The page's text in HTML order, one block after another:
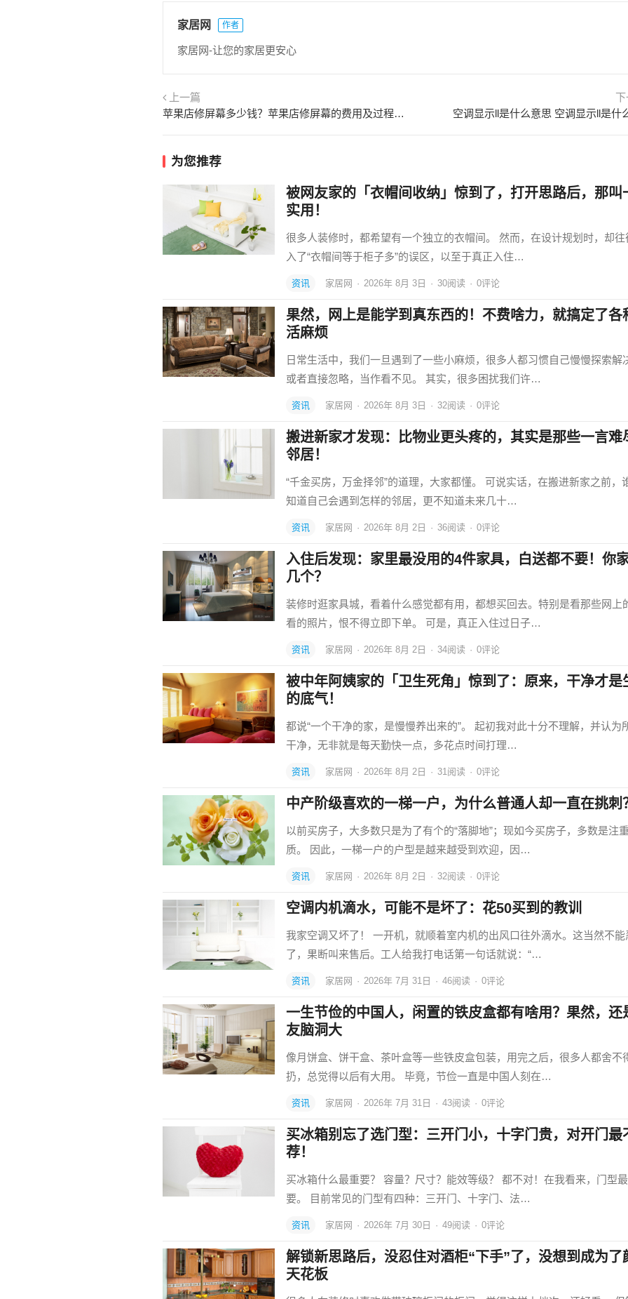
家居网 作者
家居网-让您的家居更安心
上一篇
苹果店修屏幕多少钱？苹果店修屏幕的费用及过程详解 苹果手机修屏幕大概多少钱
空调显示ll是什么意思 空调显示ll是什
为您推荐
被网友家的「衣帽间收纳」惊到了，打开思路后，那叫
实用！
很多人装修时，都希望有一个独立的衣帽间。 然而，在设计规划时，却往
入了“衣帽间等于柜子多”的误区，以至于真正入住…
资讯 家居网 · 2026年 8月 3日 · 30阅读 · 0评论
果然，网上是能学到真东西的！不费啥力，就搞定了各
活麻烦
日常生活中，我们一旦遇到了一些小麻烦，很多人都习惯自己慢慢探索解
或者直接忽略，当作看不见。 其实，很多困扰我们许…
资讯 家居网 · 2026年 8月 3日 · 32阅读 · 0评论
搬进新家才发现：比物业更头疼的，其实是那些一言难
邻居！
“千金买房，万金择邻”的道理，大家都懂。 可说实话，在搬进新家之前，
知道自己会遇到怎样的邻居，更不知道未来几十…
资讯 家居网 · 2026年 8月 2日 · 36阅读 · 0评论
入住后发现：家里最没用的4件家具，白送都不要！你
几个？
装修时逛家具城，看着什么感觉都有用，都想买回去。特别是看那些网上
看的照片，恨不得立即下单。 可是，真正入住过日子…
资讯 家居网 · 2026年 8月 2日 · 34阅读 · 0评论
被中年阿姨家的「卫生死角」惊到了：原来，干净才是
的底气！
都说“一个干净的家，是慢慢养出来的”。 起初我对此十分不理解，并认为
干净，无非就是每天勤快一点，多花点时间打理…
资讯 家居网 · 2026年 8月 2日 · 31阅读 · 0评论
中产阶级喜欢的一梯一户，为什么普通人却一直在挑刺
以前买房子，大多数只是为了有个的“落脚地”；现如今买房子，多数是注
质。 因此，一梯一户的户型是越来越受到欢迎，因…
资讯 家居网 · 2026年 8月 2日 · 32阅读 · 0评论
空调内机滴水，可能不是坏了：花50买到的教训
我家空调又坏了！ 一开机，就顺着室内机的出风口往外滴水。这当然不能
了，果断叫来售后。工人给我打电话第一句话就说：“…
资讯 家居网 · 2026年 7月 31日 · 46阅读 · 0评论
一生节俭的中国人，闲置的铁皮盒都有啥用？果然，还
友脑洞大
像月饼盒、饼干盒、茶叶盒等一些铁皮盒包装，用完之后，很多人都舍不
扔，总觉得以后有大用。 毕竟，节俭一直是中国人刻在…
资讯 家居网 · 2026年 7月 31日 · 43阅读 · 0评论
买冰箱别忘了选门型：三开门小，十字门贵，对开门最
荐！
买冰箱什么最重要？ 容量？尺寸？能效等级？ 都不对！在我看来，门型
要。 目前常见的门型有四种：三开门、十字门、法…
资讯 家居网 · 2026年 7月 30日 · 49阅读 · 0评论
解锁新思路后，没忍住对酒柜“下手”了，没想到成为了
天花板